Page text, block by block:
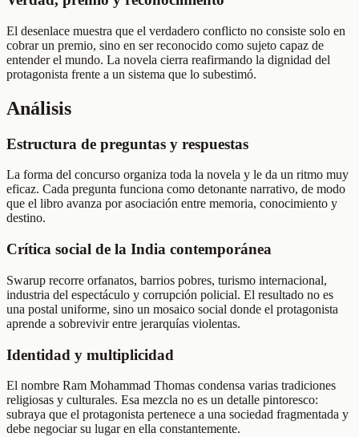
El desenlace muestra que el verdadero conflicto no consiste solo en
cobrar un premio, sino en ser reconocido como sujeto capaz de
entender el mundo. La novela cierra reafirmando la dignidad del
protagonista frente a un sistema que lo subestimó.
Análisis
Estructura de preguntas y respuestas
La forma del concurso organiza toda la novela y le da un ritmo muy
eficaz. Cada pregunta funciona como detonante narrativo, de modo
que el libro avanza por asociación entre memoria, conocimiento y
destino.
Crítica social de la India contemporánea
Swarup recorre orfanatos, barrios pobres, turismo internacional,
industria del espectáculo y corrupción policial. El resultado no es
una postal uniforme, sino un mosaico social donde el protagonista
aprende a sobrevivir entre jerarquías violentas.
Identidad y multiplicidad
El nombre Ram Mohammad Thomas condensa varias tradiciones
religiosas y culturales. Esa mezcla no es un detalle pintoresco:
subraya que el protagonista pertenece a una sociedad fragmentada y
debe negociar su lugar en ella constantemente.